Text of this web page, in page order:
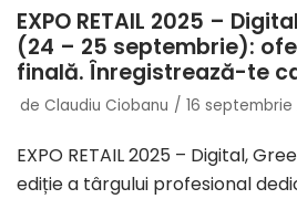
EXPO RETAIL 2025 –
(24 – 25 septembrie):
finală. Înregistrează-te
de Claudiu Ciobanu 16 septembrie
EXPO RETAIL 2025 – Digital,
ediție a târgului profesional